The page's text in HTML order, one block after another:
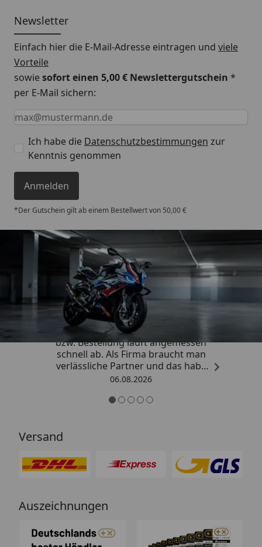
Newsletter
Einfach hier die E-Mail-Adresse eintragen und viele
Vorteile
sowiesofort einen 5,00 € Newslettergutschein *
per E-Mail sichern:
Keine Eingabe erforderlich
Eingabe erforderlich
E-Mail *
Ich habe die Datenschutzbestimmungen zur
Kenntnis genommen
Anmelden
*Der Gutschein gilt ab einem Bestellwert von 50,00 €
Trusted Shops
4,85/ 5
„Die Abwicklung eines Auftrages
bzw. Bestellung läuft angemessen
schnell ab. Als Firma braucht man
verlässliche Partner und das habe
ich hier gefunden.“
06.08.2026
Versand
Auszeichnungen